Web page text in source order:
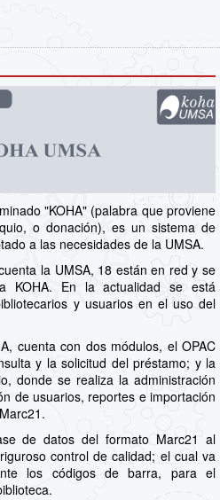
"KOHA" (palabra que proviene
o donación), es un sistema de
a las necesidades de la UMSA.
la UMSA, 18 están en red y se
KOHA. En la actualidad se está
y usuarios en el uso del
cuenta con dos módulos, el OPAC
y la solicitud del préstamo; y la
donde se realiza la administración
de usuarios, reportes e importación
de datos del formato Marc21 al
control de calidad; el cual va
los códigos de barra, para el